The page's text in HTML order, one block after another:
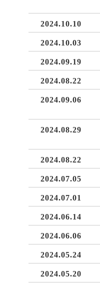
2024.10.10
2024.10.03
2024.09.19
2024.08.22
2024.09.06
2024.08.29
2024.08.22
2024.07.05
2024.07.01
2024.06.14
2024.06.06
2024.05.24
2024.05.20